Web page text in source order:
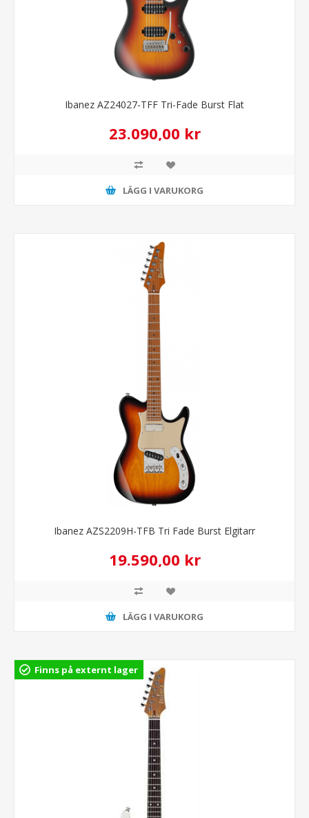
Ibanez AZ24027-TFF Tri-Fade Burst Flat
23.090,00 kr
LÄGG I VARUKORG
Ibanez AZS2209H-TFB Tri Fade Burst Elgitarr
19.590,00 kr
LÄGG I VARUKORG
Finns på externt lager